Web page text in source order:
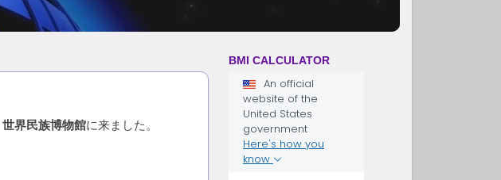
世界民族博物館に来ました。
BMI CALCULATOR